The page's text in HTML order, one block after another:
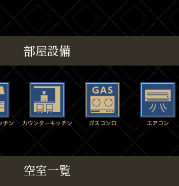
部屋設備
空室一覧